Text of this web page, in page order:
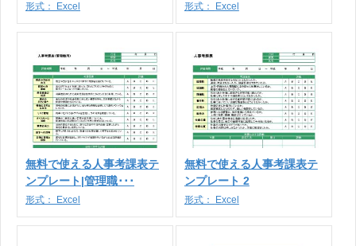
形式： Excel 形式： Excel
無料で使える人事考課表テ
ンプレート|管理職･･･
形式： Excel
無料で使える人事考課表テ
ンプレート 2
形式： Excel